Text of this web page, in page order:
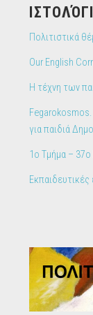
Πολιτιστικά
Our English
Η τέχνη των
Fegarokosmos.
για παιδιά
1ο Τμήμα –
Εκπαιδευτικές